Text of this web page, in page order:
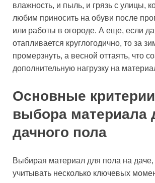
влажность, и пыль, и грязь с улицы,
любим приносить на обуви после
или работы в огороде. А еще, если
отапливается круглогодично, то за
промерзнуть, а весной оттаять, что
дополнительную нагрузку на
Основные критерии
выбора материала
дачного пола
Выбирая материал для пола на
учитывать несколько ключевых